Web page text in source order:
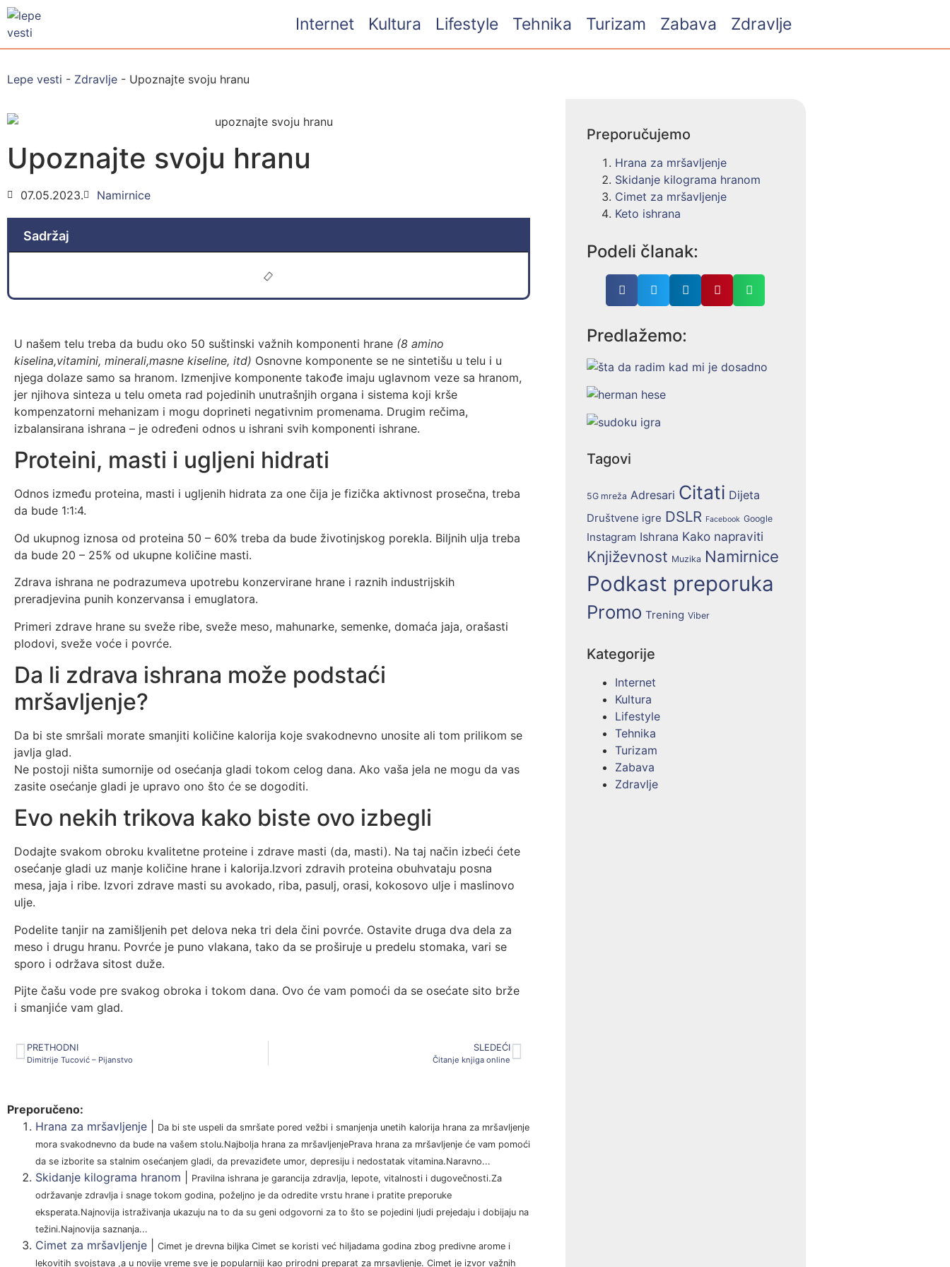
Internet Kultura Lifestyle Tehnika Turizam Zabava Zdravlje
Lepe vesti - Zdravlje - Upoznajte svoju hranu
Upoznajte svoju hranu
07.05.2023. Namirnice
Sadržaj
U našem telu treba da budu oko 50 suštinski važnih komponenti hrane (8 amino
kiselina,vitamini, minerali,masne kiseline, itd) Osnovne komponente se ne sintetišu u telu i u
njega dolaze samo sa hranom. Izmenjive komponente takođe imaju uglavnom veze sa hranom,
jer njihova sinteza u telu ometa rad pojedinih unutrašnjih organa i sistema koji krše
kompenzatorni mehanizam i mogu doprineti negativnim promenama. Drugim rečima,
izbalansirana ishrana – je određeni odnos u ishrani svih komponenti ishrane.
Proteini, masti i ugljeni hidrati
Odnos između proteina, masti i ugljenih hidrata za one čija je fizička aktivnost prosečna, treba
da bude 1:1:4.
Od ukupnog iznosa od proteina 50 – 60% treba da bude životinjskog porekla. Biljnih ulja treba
da bude 20 – 25% od ukupne količine masti.
Zdrava ishrana ne podrazumeva upotrebu konzervirane hrane i raznih industrijskih
preradjevina punih konzervansa i emuglatora.
Primeri zdrave hrane su sveže ribe, sveže meso, mahunarke, semenke, domaća jaja, orašasti
plodovi, sveže voće i povrće.
Da li zdrava ishrana može podstaći
mršavljenje?
Da bi ste smršali morate smanjiti količine kalorija koje svakodnevno unosite ali tom prilikom se
javlja glad.
Ne postoji ništa sumornije od osećanja gladi tokom celog dana. Ako vaša jela ne mogu da vas
zasite osećanje gladi je upravo ono što će se dogoditi.
Evo nekih trikova kako biste ovo izbegli
Dodajte svakom obroku kvalitetne proteine i zdrave masti (da, masti). Na taj način izbeći ćete
osećanje gladi uz manje količine hrane i kalorija.Izvori zdravih proteina obuhvataju posna
mesa, jaja i ribe. Izvori zdrave masti su avokado, riba, pasulj, orasi, kokosovo ulje i maslinovo
ulje.
Podelite tanjir na zamišljenih pet delova neka tri dela čini povrće. Ostavite druga dva dela za
meso i drugu hranu. Povrće je puno vlakana, tako da se proširuje u predelu stomaka, vari se
sporo i održava sitost duže.
Pijte čašu vode pre svakog obroka i tokom dana. Ovo će vam pomoći da se osećate sito brže
i smanjiće vam glad.
PRETHODNI
Dimitrije Tucović – Pijanstvo
SLEDEĆI
Čitanje knjiga online
Preporučeno:
Hrana za mršavljenje
Da bi ste uspeli da smršate pored vežbi i smanjenja unetih kalorija hrana za mršavljenje
mora svakodnevno da bude na vašem stolu.Najbolja hrana za mršavljenjePrava hrana za mršavljenje će vam pomoći
da se izborite sa stalnim osećanjem gladi, da prevaziđete umor, depresiju i nedostatak vitamina.Naravno...
Skidanje kilograma hranom
Pravilna ishrana je garancija zdravlja, lepote, vitalnosti i dugovečnosti.Za
održavanje zdravlja i snage tokom godina, poželjno je da odredite vrstu hrane i pratite preporuke
eksperata.Najnovija istraživanja ukazuju na to da su geni odgovorni za to što se pojedini ljudi prejedaju i dobijaju na
težini.Najnovija saznanja...
Cimet za mršavljenje
Cimet je drevna biljka Cimet se koristi već hiljadama godina zbog predivne arome i
lekovitih svojstava ,a u novije vreme sve je popularniji kao prirodni preparat za mrsavljenje. Cimet je izvor važnih
Preporučujemo
Hrana za mršavljenje
Skidanje kilograma hranom
Cimet za mršavljenje
Keto ishrana
Podeli članak:
Predlažemo:
Tagovi
5G mreža Adresari Citati Dijeta
Društvene igre DSLR Facebook Google
Instagram Ishrana Kako napraviti
Književnost Muzika Namirnice
Podkast preporuka
Promo Trening Viber
Kategorije
Internet
Kultura
Lifestyle
Tehnika
Turizam
Zabava
Zdravlje